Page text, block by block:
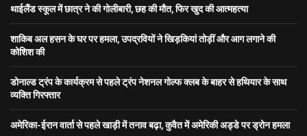
थाईलैंड स्कूल में छात्र ने की गोलीबारी, छह की मौत, फिर खुद की आत्महत्या
शाकिब अल हसन के घर पर हमला, उपद्रवियों ने खिड़कियां तोड़ीं और आग लगाने की
कोशिश की
डोनाल्ड ट्रंप के कार्यक्रम से पहले ट्रंप नेशनल गोल्फ क्लब के बाहर से हथियार के साथ
व्यक्ति गिरफ्तार
अमेरिका-ईरान वार्ता से पहले खाड़ी में तनाव बढ़ा, कुवैत में अमेरिकी अड्डे पर ड्रोन हमला